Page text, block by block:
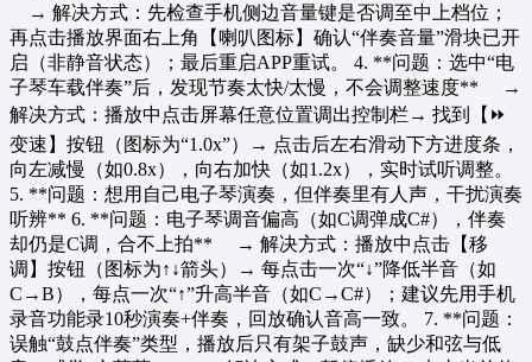
→ 解决方式：先检查手机侧边音量键是否调至中上档位；
再点击播放界面右上角【喇叭图标】确认“伴奏音量”滑块已开
启（非静音状态）；最后重启APP重试。 4. **问题：选中“电
子琴车载伴奏”后，发现节奏太快/太慢，不会调整速度** →
解决方式：播放中点击屏幕任意位置调出控制栏→ 找到【⏩️
变速】按钮（图标为“1.0x”）→ 点击后左右滑动下方进度条，
向左减慢（如0.8x），向右加快（如1.2x），实时试听调整。
5. **问题：想用自己电子琴演奏，但伴奏里有人声，干扰演奏
听辨** 6. **问题：电子琴调音偏高（如C调弹成C#），伴奏
却仍是C调，合不上拍** → 解决方式：播放中点击【移
调】按钮（图标为↑↓箭头）→ 每点击一次“↓”降低半音（如
C→B），每点一次“↑”升高半音（如C→C#）；建议先用手机
录音功能录10秒演奏+伴奏，回放确认音高一致。 7. **问题：
误触“鼓点伴奏”类型，播放后只有架子鼓声，缺少和弦与低